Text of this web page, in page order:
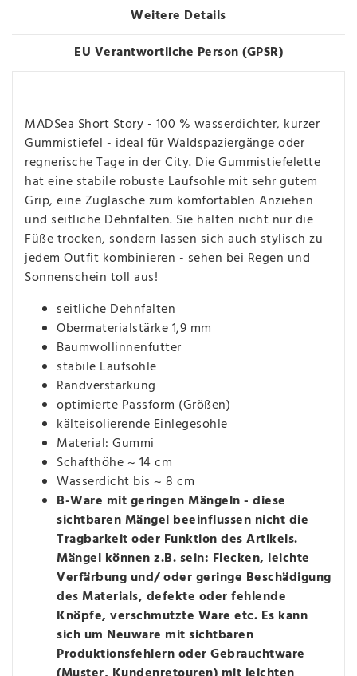
Weitere Details
EU Verantwortliche Person (GPSR)
MADSea Short Story - 100 % wasserdichter, kurzer
Gummistiefel - ideal für Waldspaziergänge oder
regnerische Tage in der City. Die Gummistiefelette
hat eine stabile robuste Laufsohle mit sehr gutem
Grip, eine Zuglasche zum komfortablen Anziehen
und seitliche Dehnfalten. Sie halten nicht nur die
Füße trocken, sondern lassen sich auch stylisch zu
jedem Outfit kombinieren - sehen bei Regen und
Sonnenschein toll aus!
seitliche Dehnfalten
Obermaterialstärke 1,9 mm
Baumwollinnenfutter
stabile Laufsohle
Randverstärkung
optimierte Passform (Größen)
kälteisolierende Einlegesohle
Material: Gummi
Schafthöhe ~ 14 cm
Wasserdicht bis ~ 8 cm
B-Ware mit geringen Mängeln - diese
sichtbaren Mängel beeinflussen nicht die
Tragbarkeit oder Funktion des Artikels.
Mängel können z.B. sein: Flecken, leichte
Verfärbung und/ oder geringe Beschädigung
des Materials, defekte oder fehlende
Knöpfe, verschmutzte Ware etc. Es kann
sich um Neuware mit sichtbaren
Produktionsfehlern oder Gebrauchtware